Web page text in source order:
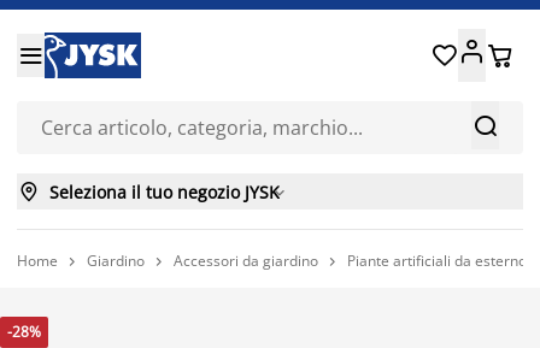


 
 Seleziona il tuo negozio JYSK
Home  Giardino  Accessori da giardino  Piante artificiali da esterno
-28%